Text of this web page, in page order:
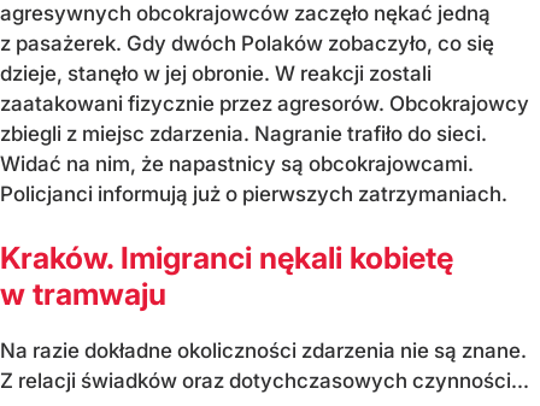
agresywnych obcokrajowców zaczęło nękać jedną
z pasażerek. Gdy dwóch Polaków zobaczyło, co się
dzieje, stanęło w jej obronie. W reakcji zostali
zaatakowani fizycznie przez agresorów. Obcokrajowcy
zbiegli z miejsc zdarzenia. Nagranie trafiło do sieci.
Widać na nim, że napastnicy są obcokrajowcami.
Policjanci informują już o pierwszych zatrzymaniach.
Kraków. Imigranci nękali kobietę
w tramwaju
Na razie dokładne okoliczności zdarzenia nie są znane.
Z relacji świadków oraz dotychczasowych czynności...